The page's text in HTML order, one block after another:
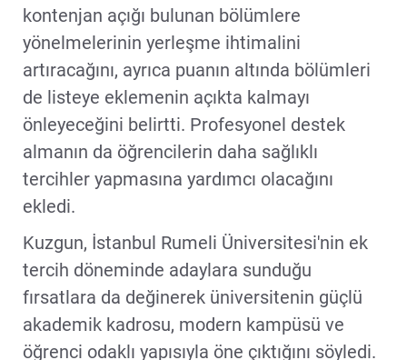
kontenjan açığı bulunan bölümlere
yönelmelerinin yerleşme ihtimalini
artıracağını, ayrıca puanın altında bölümleri
de listeye eklemenin açıkta kalmayı
önleyeceğini belirtti. Profesyonel destek
almanın da öğrencilerin daha sağlıklı
tercihler yapmasına yardımcı olacağını
ekledi.
Kuzgun, İstanbul Rumeli Üniversitesi'nin ek
tercih döneminde adaylara sunduğu
fırsatlara da değinerek üniversitenin güçlü
akademik kadrosu, modern kampüsü ve
öğrenci odaklı yapısıyla öne çıktığını söyledi.